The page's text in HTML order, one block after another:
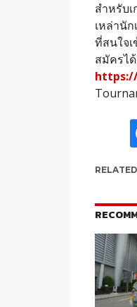
สำหรับ
เหล่านั
ที่สนใจ
สมัครไ